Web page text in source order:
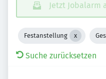
Jetzt Jobalarm
Festanstellung
Suche zurücksetzen